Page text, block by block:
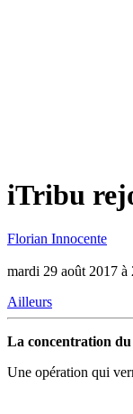
iTribu
Florian Innocente
mardi 29 août 2017 à
Ailleurs
La concentration du
Une opération qui